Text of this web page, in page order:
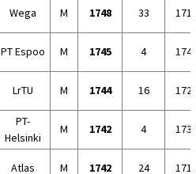
Wega M 1748 33
PT Espoo M 1745 4
LrTU M 1744 16
PT-
Helsinki
M 1742 4
Atlas M 1742 24